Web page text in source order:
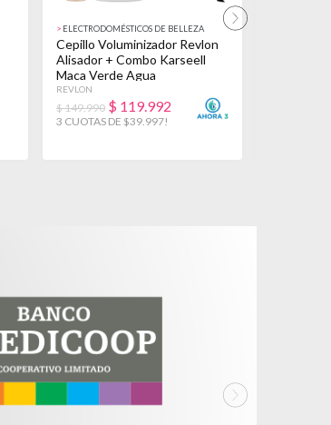
> ELECTRODOMÉSTICOS DE BELLEZA
Cepillo Voluminizador Revlon
Alisador + Combo Karseell
Maca Verde Agua
REVLON
$ 149.990 $ 119.992
3 CUOTAS DE $39.997!